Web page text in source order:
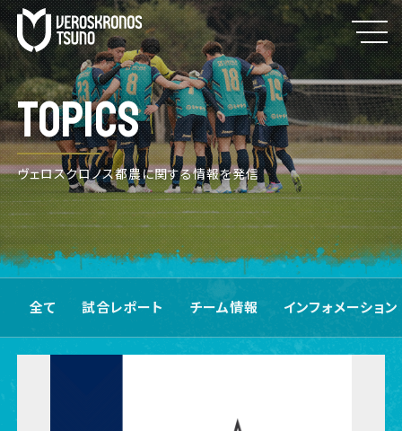
TOPICS
ヴェロスクロノス都農に関する情報を発信
全て 試合レポート チーム情報 インフォメーション